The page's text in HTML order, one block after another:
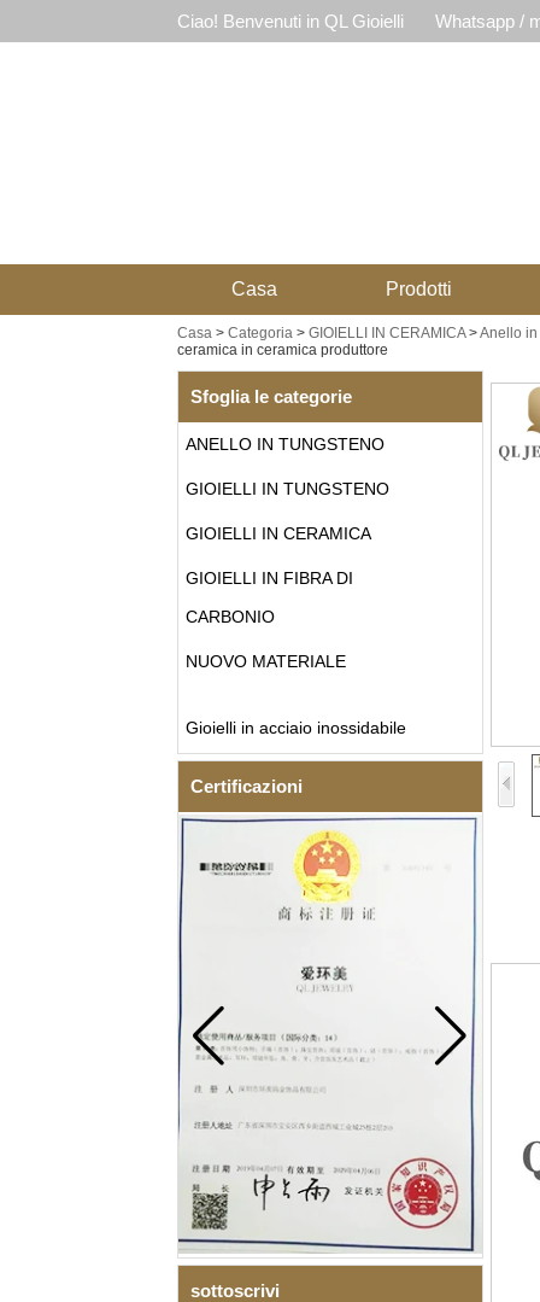
Ciao! Benvenuti in QL Gioielli Whatsapp /
Casa Prodotti
Casa> Categoria> GIOIELLI IN CERAMICA>Anello
ceramica in ceramica produttore
Sfoglia le categorie
ANELLO IN TUNGSTENO
GIOIELLI IN TUNGSTENO
GIOIELLI IN CERAMICA
GIOIELLI IN FIBRA DI
CARBONIO
NUOVO MATERIALE
Gioielli in acciaio inossidabile
Certificazioni
sottoscrivi